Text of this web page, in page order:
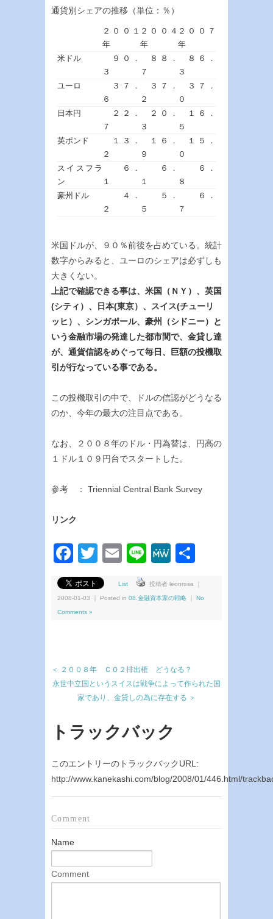
通貨別シェアの推移（単位：％）
２００１
年
２００４
年
２００７
年
米ドル
９０．
３
８８．
７
８６．
３
ユーロ
３７．
６
３７．
２
３７．
０
日本円
２２．
７
２０．
３
１６．
５
英ポンド
１３．
２
１６．
９
１５．
０
スイスフラ
ン
６．
１
６．
１
６．
８
豪州ドル
４．
２
５．
５
６．
７
米国ドルが、９０％前後を占めている。統計
数字からみると、ユーロのシェアは必ずしも
大きくない。
上記で確認できる事は、米国（ＮＹ）、英国
(シティ）、日本(東京）、スイス(チューリ
ッヒ）、シンガポール、豪州（シドニー）と
いう金融市場の発達した都市間で、金貸し達
が、通貨信認をめぐって毎日、巨額の投機取
引が行なっている事である。
この投機取引の中で、ドルの信認がどうなる
のか、今年の最大の注目点である。
なお、２００８年のドル・円為替は、円高の
１ドル１０９円台でスタートした。
参考 ： Triennial Central Bank Survey
リンク
Facebook
Twitter
EmailLineMeWe
List 投稿者 leonrosa ｜
2008-01-03 ｜ Posted in 08.金融資本家の戦略 No
Comments »
＜ ２００８年 ＣＯ２排出権 どうなる？
永世中立国というスイスは戦争によって作られた国
家であり、金貸しの為に存在する ＞
トラックバック
このエントリーのトラックバックURL:
http://www.kanekashi.com/blog/2008/01/446.html/
Comment
Name
Comment